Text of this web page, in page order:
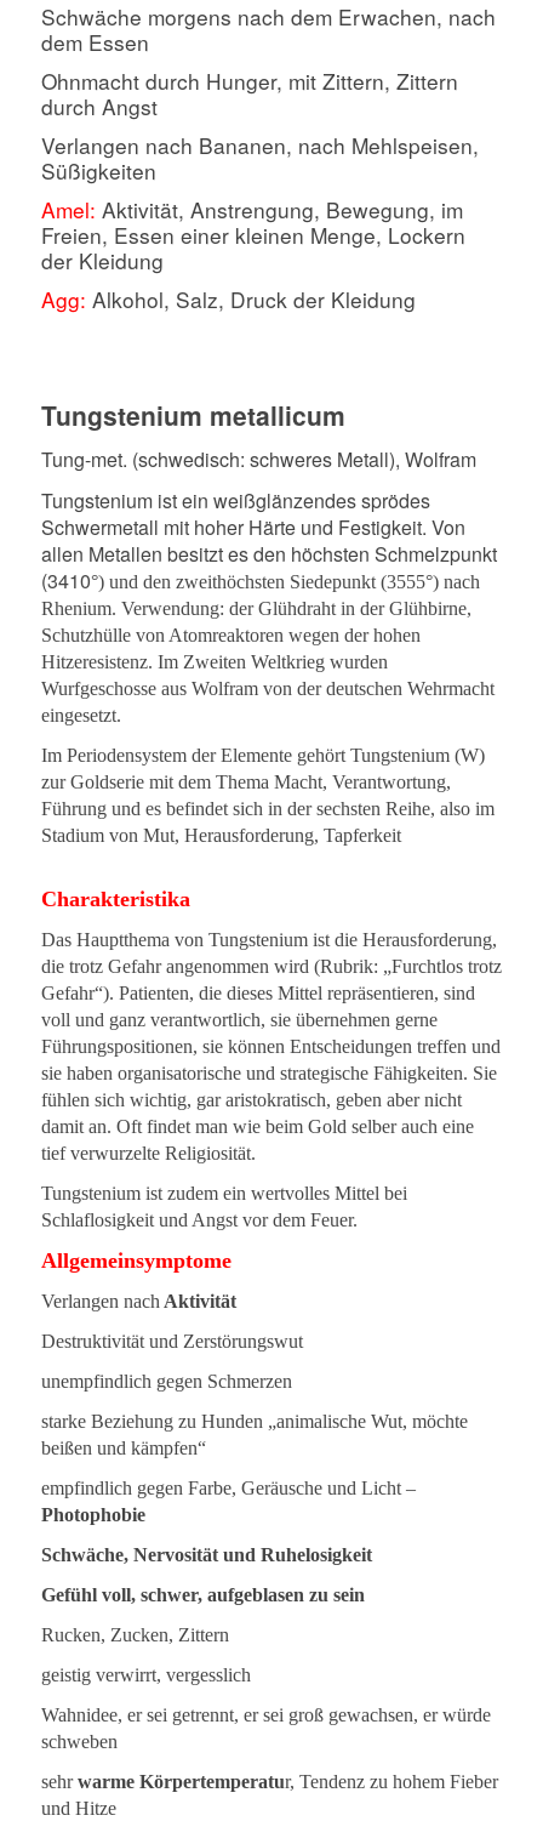
Schwäche morgens nach dem Erwachen, nach
dem Essen
Ohnmacht durch Hunger, mit Zittern, Zittern
durch Angst
Verlangen nach Bananen, nach Mehlspeisen,
Süßigkeiten
Amel: Aktivität, Anstrengung, Bewegung, im
Freien, Essen einer kleinen Menge, Lockern
der Kleidung
Agg: Alkohol, Salz, Druck der Kleidung
Tungstenium metallicum
Tung-met. (schwedisch: schweres Metall), Wolfram
Tungstenium ist ein weißglänzendes sprödes
Schwermetall mit hoher Härte und Festigkeit. Von
allen Metallen besitzt es den höchsten Schmelzpunkt
(3410°) und den zweithöchsten Siedepunkt (3555°) nach
Rhenium. Verwendung: der Glühdraht in der Glühbirne,
Schutzhülle von Atomreaktoren wegen der hohen
Hitzeresistenz. Im Zweiten Weltkrieg wurden
Wurfgeschosse aus Wolfram von der deutschen Wehrmacht
eingesetzt.
Im Periodensystem der Elemente gehört Tungstenium (W)
zur Goldserie mit dem Thema Macht, Verantwortung,
Führung und es befindet sich in der sechsten Reihe, also im
Stadium von Mut, Herausforderung, Tapferkeit
Charakteristika
Das Hauptthema von Tungstenium ist die Herausforderung,
die trotz Gefahr angenommen wird (Rubrik: „Furchtlos trotz
Gefahr“). Patienten, die dieses Mittel repräsentieren, sind
voll und ganz verantwortlich, sie übernehmen gerne
Führungspositionen, sie können Entscheidungen treffen und
sie haben organisatorische und strategische Fähigkeiten. Sie
fühlen sich wichtig, gar aristokratisch, geben aber nicht
damit an. Oft findet man wie beim Gold selber auch eine
tief verwurzelte Religiosität.
Tungstenium ist zudem ein wertvolles Mittel bei
Schlaflosigkeit und Angst vor dem Feuer.
Allgemeinsymptome
Verlangen nach Aktivität
Destruktivität und Zerstörungswut
unempfindlich gegen Schmerzen
starke Beziehung zu Hunden „animalische Wut, möchte
beißen und kämpfen“
empfindlich gegen Farbe, Geräusche und Licht –
Photophobie
Schwäche, Nervosität und Ruhelosigkeit
Gefühl voll, schwer, aufgeblasen zu sein
Rucken, Zucken, Zittern
geistig verwirrt, vergesslich
Wahnidee, er sei getrennt, er sei groß gewachsen, er würde
schweben
sehrwarme Körpertemperatur, Tendenz zu hohem Fieber
und Hitze